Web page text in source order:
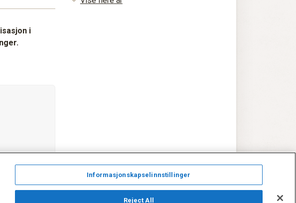
i
Vika · 0117 Oslo – Tlf: 468 50 282 – Org. nr. 964 298 521
Informasjonskapselinnstillinger
Reject All